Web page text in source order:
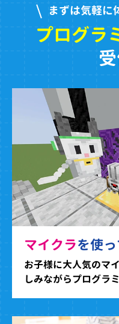
まずは気軽に
プログラ
マイクラを使
お子様に大人気のマ
しみながらプログラ